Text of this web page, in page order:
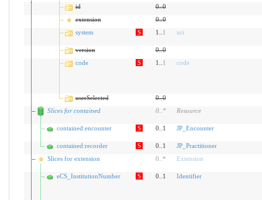
id 0..0
extension
0..0
system
S 1.. 1 uri
version 0..0
code
S 1.. 1 code
userSelected 0..0
Slices for contained
0.. * Resource
contained:encounter S 0..1 JP_Encounter
contained:recorder S 0..1
JP_Practitioner
Slices for extension
0 * Extension
eCS_InstitutionNumber S 0..1 Identifier